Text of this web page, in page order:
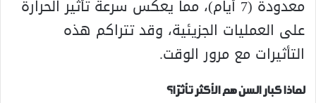
معدودة (7 أيام)، مما يعكس سرعة تأثير الحرارة
على العمليات الجزيئية، وقد تتراكم هذه
التأثيرات مع مرور الوقت.
لماذا كبار السن هم الأكثر تأثرًا؟